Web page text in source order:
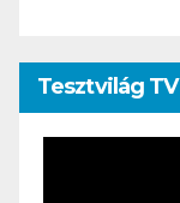
Tesztvilág TV